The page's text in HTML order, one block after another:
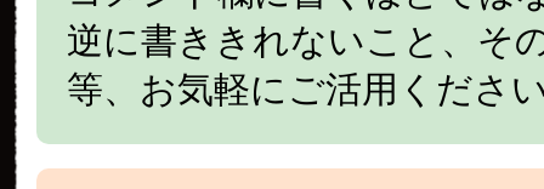
逆に書ききれないこと、そ
等、お気軽にご活用くださ